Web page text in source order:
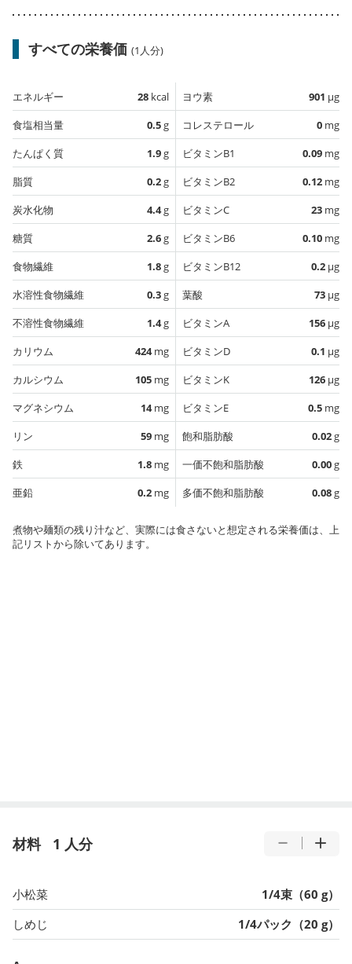
すべての栄養価 (1人分)
エネルギー 28 kcal
食塩相当量
0.5g
たんぱく質
1.9g
脂質
0.2g
炭水化物
4.4g
糖質
2.6g
食物繊維
1.8g
水溶性食物繊維
0.3g
不溶性食物繊維
1.4g
カリウム
424mg
カルシウム
105 mg
マグネシウム
14mg
リン
59 mg
鉄
1.8 mg
亜鉛
0.2 mg
ヨウ素 901 µg
コレステロール
0 mg
ビタミンB1
0.09 mg
ビタミンB2
0.12 mg
ビタミンC
23 mg
ビタミンB6
0.10 mg
ビタミンB12
0.2 µg
葉酸
73 µg
ビタミンA
156 µg
ビタミンD
0.1 µg
ビタミンK
126 µg
ビタミンE
0.5 mg
飽和脂肪酸
0.02g
一価不飽和脂肪酸
0.00g
多価不飽和脂肪酸
0.08g
煮物や麺類の残り汁など、実際には食さないと想定される栄養価は、上
記リストから除いてあります。
材料 1 人分
小松菜
1/4束（60 g）
しめじ
1/4パック（20 g）